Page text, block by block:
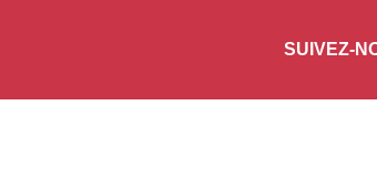
SUIVEZ-